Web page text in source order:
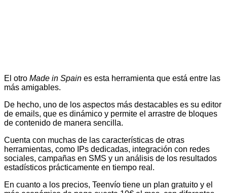
El otro Made in Spain es esta herramienta que está entre las
más amigables.
De hecho, uno de los aspectos más destacables es su editor
de emails, que es dinámico y permite el arrastre de bloques
de contenido de manera sencilla.
Cuenta con muchas de las características de otras
herramientas, como IPs dedicadas, integración con redes
sociales, campañas en SMS y un análisis de los resultados
estadísticos prácticamente en tiempo real.
En cuanto a los precios, Teenvío tiene un plan gratuito y el